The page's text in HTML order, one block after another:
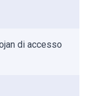
di accesso